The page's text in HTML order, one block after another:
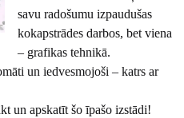
savu radošumu izpaudušas
kokapstrādes darbos, bet viena
– grafikas tehnikā.
un iedvesmojoši – katrs ar
un apskatīt šo īpašo izstādi!